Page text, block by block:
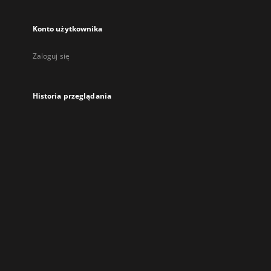
Konto użytkownika
Zaloguj się
Historia przeglądania